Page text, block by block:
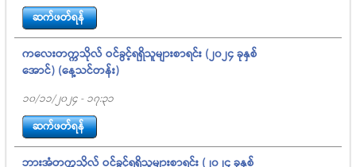
ဆက်ဖတ်ရန်
ကလေးတက္ကသိုလ် ဝင်ခွင့်ရရှိသူများစာရင်း (၂၀၂၄ ခုနှစ်
အောင်) (နေ့သင်တန်း)
10/11/2024 - 17:31
ဆက်ဖတ်ရန်
ဘားအံတက္ကသိုလ် ဝင်ခွင့်ရရှိသူများစာရင်း (၂၀၂၄ ခုနှစ်